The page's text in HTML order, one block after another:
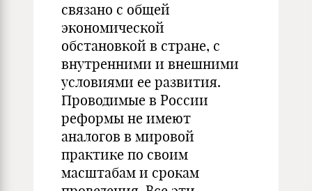
связано с общей
экономической
обстановкой в стране, с
внутренними и внешними
условиями ее развития.
Проводимые в России
реформы не имеют
аналогов в мировой
практике по своим
масштабам и срокам